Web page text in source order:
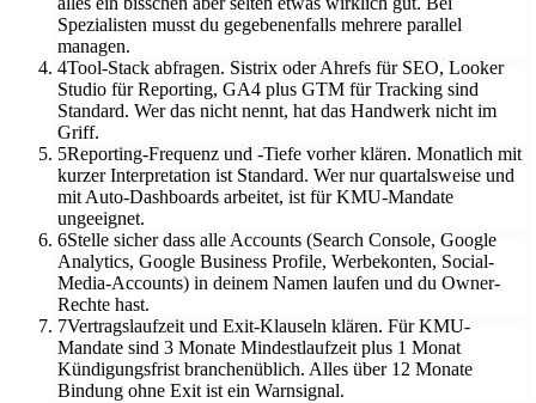
Spezialisten musst du gegebenenfalls mehrere parallel
managen.
4Tool-Stack abfragen. Sistrix oder Ahrefs für SEO, Looker
Studio für Reporting, GA4 plus GTM für Tracking sind
Standard. Wer das nicht nennt, hat das Handwerk nicht im
Griff.
5Reporting-Frequenz und -Tiefe vorher klären. Monatlich mit
kurzer Interpretation ist Standard. Wer nur quartalsweise und
mit Auto-Dashboards arbeitet, ist für KMU-Mandate
ungeeignet.
6Stelle sicher dass alle Accounts (Search Console, Google
Analytics, Google Business Profile, Werbekonten, Social-
Media-Accounts) in deinem Namen laufen und du Owner-
Rechte hast.
7Vertragslaufzeit und Exit-Klauseln klären. Für KMU-
Mandate sind 3 Monate Mindestlaufzeit plus 1 Monat
Kündigungsfrist branchenüblich. Alles über 12 Monate
Bindung ohne Exit ist ein Warnsignal.